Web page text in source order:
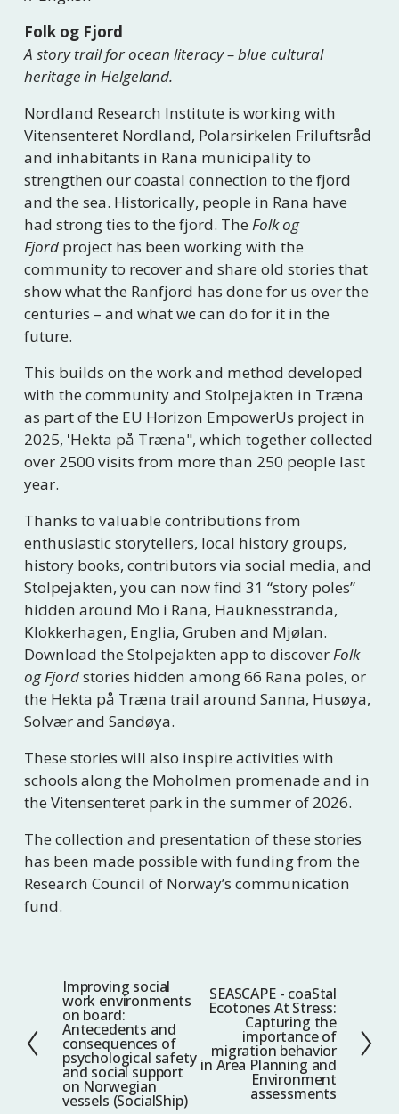
Folk og Fjord
A story trail for ocean literacy – blue cultural
heritage in Helgeland.
Nordland Research Institute is working with
Vitensenteret Nordland, Polarsirkelen Friluftsråd
and inhabitants in Rana municipality to
strengthen our coastal connection to the fjord
and the sea. Historically, people in Rana have
had strong ties to the fjord. The Folk og
Fjord project has been working with the
community to recover and share old stories that
show what the Ranfjord has done for us over the
centuries – and what we can do for it in the
future.
This builds on the work and method developed
with the community and Stolpejakten in Træna
as part of the EU Horizon EmpowerUs project in
2025, 'Hekta på Træna", which together collected
over 2500 visits from more than 250 people last
year.
Thanks to valuable contributions from
enthusiastic storytellers, local history groups,
history books, contributors via social media, and
Stolpejakten, you can now find 31 “story poles”
hidden around Mo i Rana, Hauknesstranda,
Klokkerhagen, Englia, Gruben and Mjølan.
Download the Stolpejakten app to discover Folk
og Fjord stories hidden among 66 Rana poles, or
the Hekta på Træna trail around Sanna, Husøya,
Solvær and Sandøya.
These stories will also inspire activities with
schools along the Moholmen promenade and in
the Vitensenteret park in the summer of 2026.
The collection and presentation of these stories
has been made possible with funding from the
Research Council of Norway’s communication
fund.
F
o
r
r
i
g
Improving social
work environments
on board:
Antecedents and
consequences of
psychological safety
and social support
on Norwegian
vessels (SocialShip)
N
t
SEASCAPE - coaStal
Ecotones At Stress:
Capturing the
importance of
migration behavior
in Area Planning and
Environment
assessments